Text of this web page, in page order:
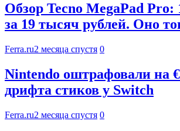
Обзор Tecno MegaPad
за 19 тысяч рублей. Оно
Ferra.ru2 месяца спустя 0
Nintendo оштрафовали на
дрифта стиков у Switch
Ferra.ru2 месяца спустя 0